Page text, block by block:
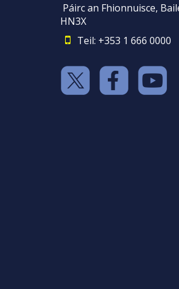
Páirc an Fhionnuisce,
HN3X
Teil: +353 1 666 0000